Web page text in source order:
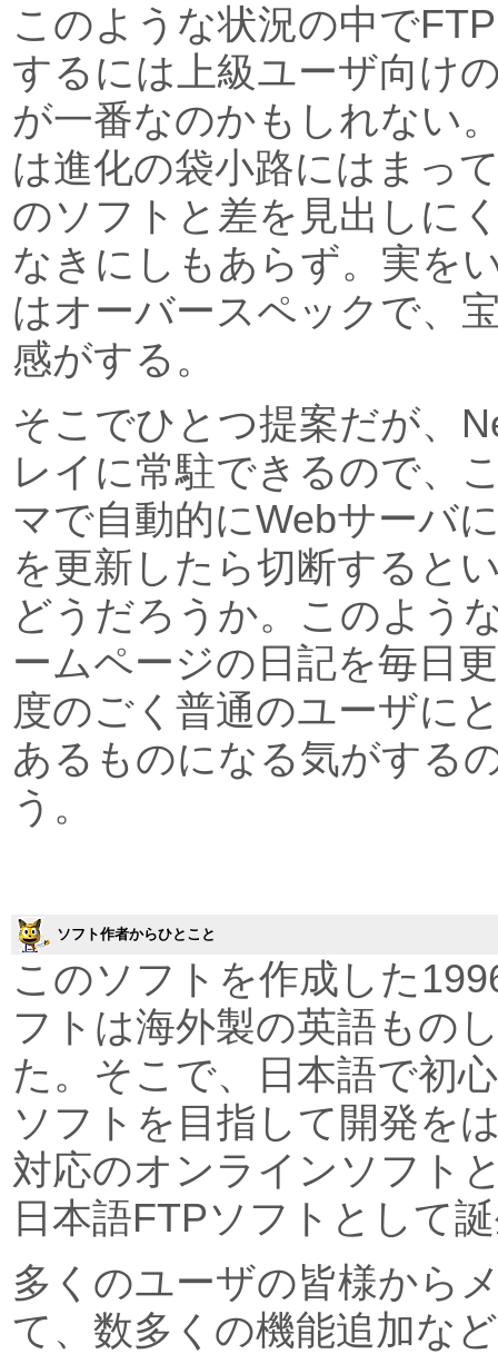
このような状況の中で
するには上級ユーザ向け
が一番なのかもしれない
は進化の袋小路にはまっ
のソフトと差を見出しに
なきにしもあらず。実を
はオーバースペックで、
感がする。
そこでひとつ提案だが、
レイに常駐できるので、
マで自動的にWebサーバ
を更新したら切断すると
どうだろうか。このよう
ームページの日記を毎日
度のごく普通のユーザに
あるものになる気がする
う。
ソフト作者からひとこと
このソフトを作成した
フトは海外製の英語もの
た。そこで、日本語で初
ソフトを目指して開発を
対応のオンラインソフト
日本語FTPソフトとして
多くのユーザの皆様から
て、数多くの機能追加な